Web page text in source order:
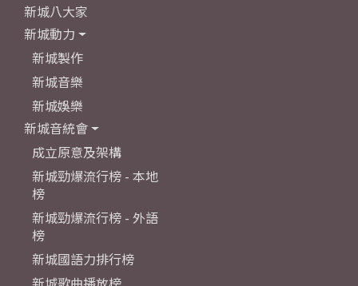
新城八大家
新城動力
新城製作
新城音樂
新城娛樂
新城音統會
成立原意及架構
新城勁爆流行榜 - 本地
榜
新城勁爆流行榜 - 外語
榜
新城國語力排行榜